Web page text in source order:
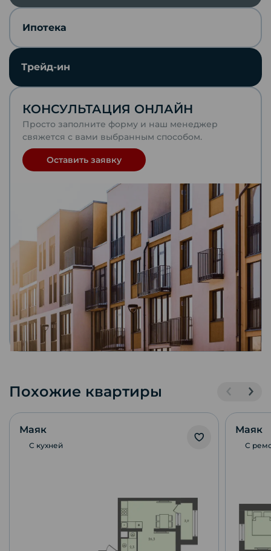
Скопировать ссылку
Отправить по почте
VKontakte
WhatsApp
Ипотека
Трейд-ин
КОНСУЛЬТАЦИЯ ОНЛАЙН
Просто заполните форму и наш менеджер
свяжется с вами выбранным способом.
Оставить заявку
Похожие квартиры
Маяк
С кухней
Маяк
С